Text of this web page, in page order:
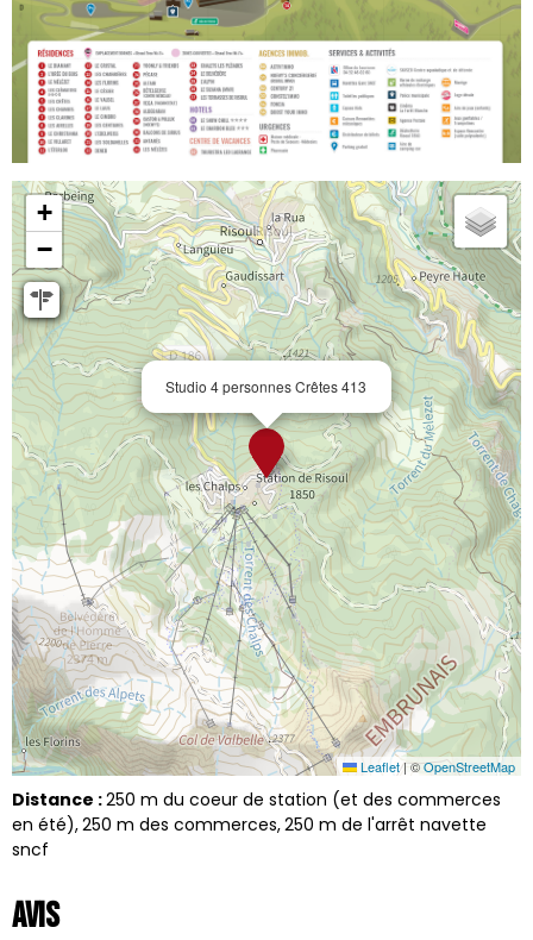
Studio 4 personnes Crêtes 413
+
−
Leaflet|©OpenStreetMap
Distance :250 m du coeur de station (et des commerces
en été) 250 m des commerces 250 m de l'arrêt navette
sncf
Avis